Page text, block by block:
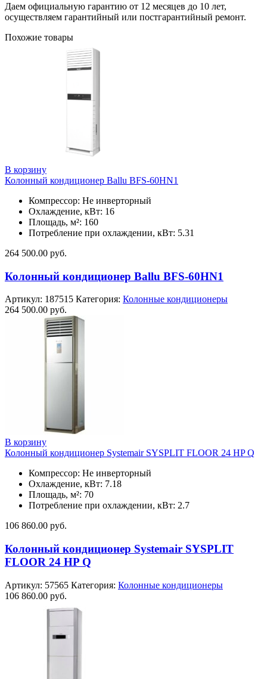
Даем официальную гарантию от 12 месяцев до 10 лет,
осуществляем гарантийный или постгарантийный ремонт.
Похожие товары
В корзину
Колонный кондиционер Ballu BFS-60HN1
Компрессор: Не инверторный
Охлаждение, кВт: 16
Площадь, м²: 160
Потребление при охлаждении, кВт: 5.31
264 500.00 руб.
Колонный кондиционер Ballu BFS-60HN1
Артикул: 187515 Категория: Колонные кондиционеры
264 500.00 руб.
В корзину
Колонный кондиционер Systemair SYSPLIT FLOOR 24 HP Q
Компрессор: Не инверторный
Охлаждение, кВт: 7.18
Площадь, м²: 70
Потребление при охлаждении, кВт: 2.7
106 860.00 руб.
Колонный кондиционер Systemair SYSPLIT
FLOOR 24 HP Q
Артикул: 57565 Категория: Колонные кондиционеры
106 860.00 руб.